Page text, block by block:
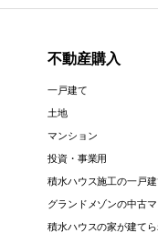
不動産購入
一戸建て
土地
マンション
投資・事業用
積水ハウス施工の一戸
グランドメゾンの中古
積水ハウスの家が建て